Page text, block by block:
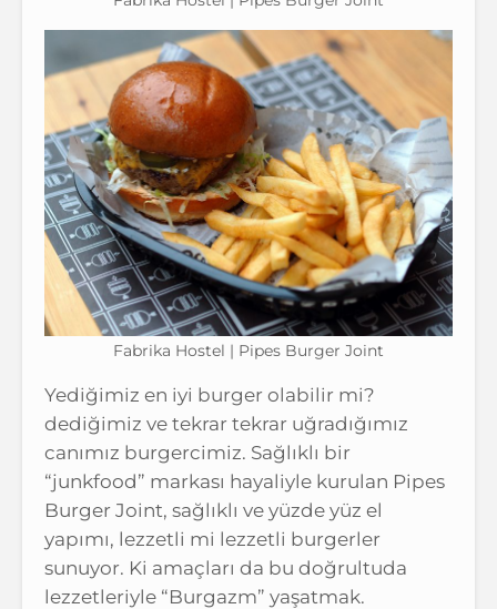
Fabrika Hostel | Pipes Burger Joint
Yediğimiz en iyi burger olabilir mi?
dediğimiz ve tekrar tekrar uğradığımız
canımız burgercimiz. Sağlıklı bir
“junkfood” markası hayaliyle kurulan Pipes
Burger Joint, sağlıklı ve yüzde yüz el
yapımı, lezzetli mi lezzetli burgerler
sunuyor. Ki amaçları da bu doğrultuda
lezzetleriyle “Burgazm” yaşatmak.